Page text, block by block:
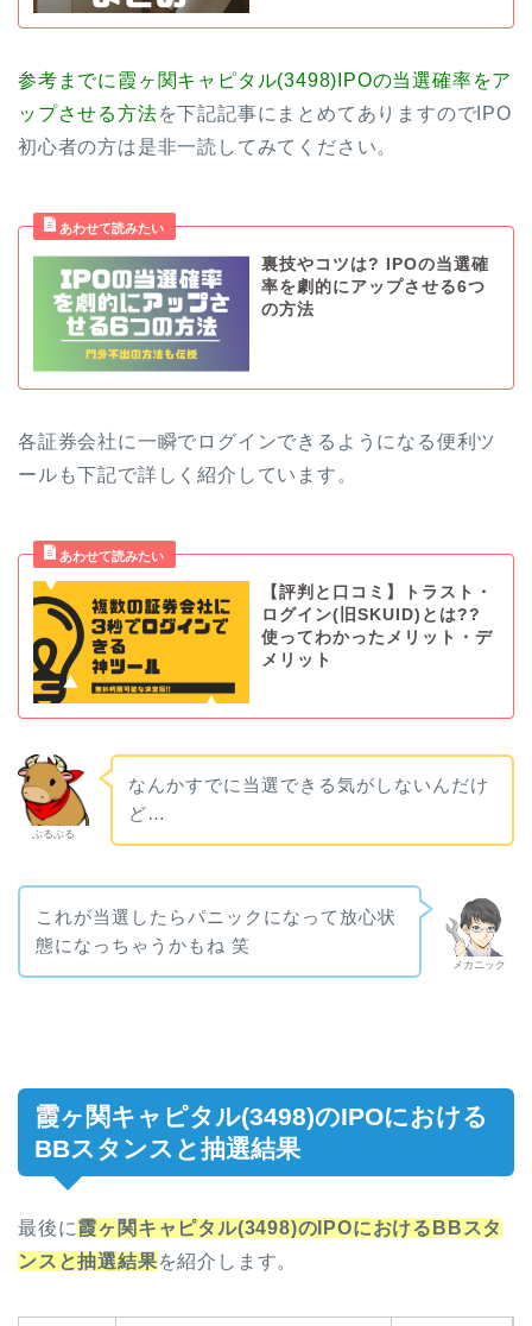
参考までに霞ヶ関キャピタル(3498) IPOの当選確率をア
ップさせる方法を下記記事にまとめてありますのでIPO
初心者の方は是非一読してみてください。
裏技やコツは? IPOの当選確
率を劇的にアップさせる6つ
の方法
各証券会社に一瞬でログインできるようになる便利ツ
ールも下記で詳しく紹介しています。
【評判と口コミ】トラスト・
ログイン(旧SKUID)とは??
使ってわかったメリット・デ
メリット
ぶるぶる
なんかすでに当選できる気がしないんだけ
ど…
メカニック
これが当選したらパニックになって放心状
態になっちゃうかもね 笑
霞ヶ関キャピタル(3498)のIPOにおける
BBスタンスと抽選結果
最後に霞ヶ関キャピタル(3498)のIPOにおけるBBスタ
ンスと抽選結果を紹介します。